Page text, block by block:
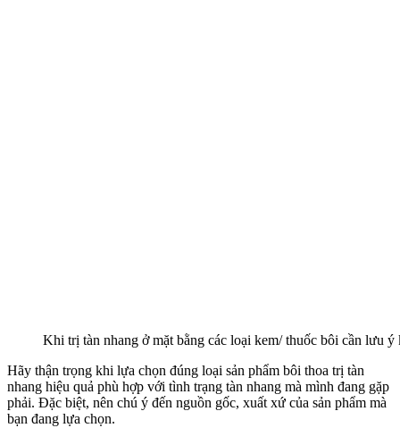
Khi trị tàn nhang ở mặt bằng các loại kem/ thuốc bôi cần lưu ý
Hãy thận trọng khi lựa chọn đúng loại sản phẩm bôi thoa trị tàn
nhang hiệu quả phù hợp với tình trạng tàn nhang mà mình đang gặp
phải. Đặc biệt, nên chú ý đến nguồn gốc, xuất xứ của sản phẩm mà
bạn đang lựa chọn.